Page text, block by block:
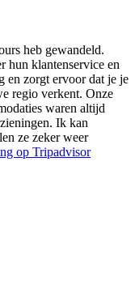
heb gewandeld.
hun klantenservice en
en zorgt ervoor dat je je
regio verkent. Onze
waren altijd
Ik kan
ze zeker weer
op Tripadvisor